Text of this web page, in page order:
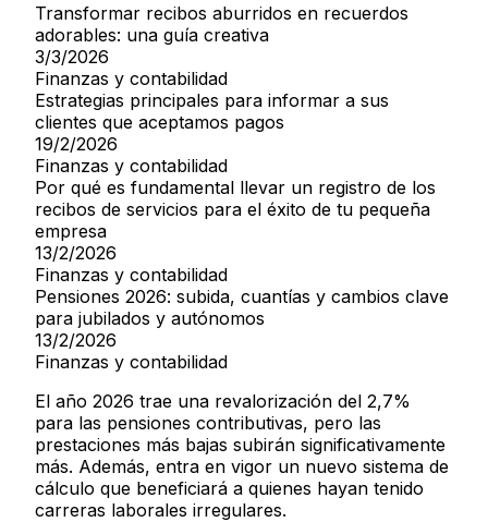
Transformar recibos aburridos en recuerdos
adorables: una guía creativa
3/3/2026
Finanzas y contabilidad
Estrategias principales para informar a sus
clientes que aceptamos pagos
19/2/2026
Finanzas y contabilidad
Por qué es fundamental llevar un registro de los
recibos de servicios para el éxito de tu pequeña
empresa
13/2/2026
Finanzas y contabilidad
Pensiones 2026: subida, cuantías y cambios clave
para jubilados y autónomos
13/2/2026
Finanzas y contabilidad
El año 2026 trae una revalorización del 2,7%
para las pensiones contributivas, pero las
prestaciones más bajas subirán significativamente
más. Además, entra en vigor un nuevo sistema de
cálculo que beneficiará a quienes hayan tenido
carreras laborales irregulares.